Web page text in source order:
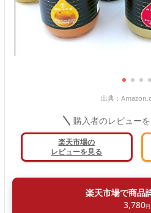
出典：
購入者のレビュー
楽天市場の
レビューを見る
楽天市場で商品
3,780円